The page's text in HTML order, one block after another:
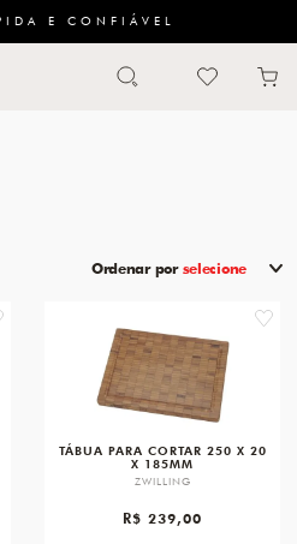
E CONFIÁVEL
MESA
PANELAS
TALHERES
Ordenar por selecione
TÁBUA PARA CORTAR 250 X 20
X 185MM
ZWILLING
R$ 239,00